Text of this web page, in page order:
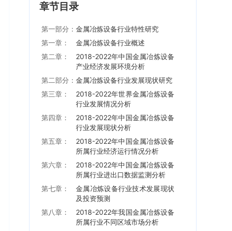
章节目录
第一部分： 金属冶炼设备行业特性研究
第一章：
金属冶炼设备行业概述
第二章：
2018-2022年中国金属冶炼设备
产业经济发展环境分析
第二部分： 金属冶炼设备行业发展现状研究
第三章：
2018-2022年世界金属冶炼设备
行业发展情况分析
第四章：
2018-2022年中国金属冶炼设备
行业发展现状分析
第五章：
2018-2022年中国金属冶炼设备
所属行业经济运行情况分析
第六章：
2018-2022年中国金属冶炼设备
所属行业进出口数据监测分析
第七章：
金属冶炼设备行业技术发展现状
及投资预测
第八章：
2018-2022年我国金属冶炼设备
所属行业不同区域市场分析